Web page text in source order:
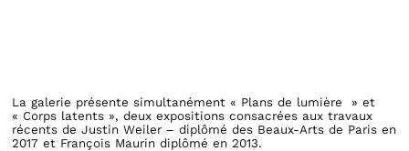
La galerie présente simultanément « Plans de lumière » et
« Corps latents », deux expositions consacrées aux travaux
récents de Justin Weiler – diplômé des Beaux-Arts de Paris en
2017 et François Maurin diplômé en 2013.